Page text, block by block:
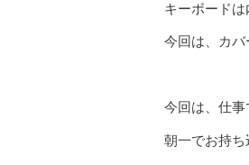
キーボードは
今回は、カバ
今回は、仕事
朝一でお持ち